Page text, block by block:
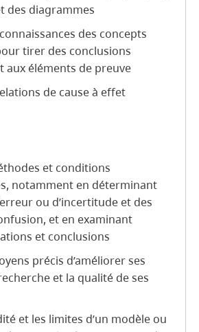
des diagrammes
des concepts
tirer des conclusions
aux éléments de preuve
de cause à effet
et conditions
notamment en déterminant
ou d’incertitude et des
et en examinant
et conclusions
précis d’améliorer ses
et la qualité de ses
et les limites d’un modèle ou